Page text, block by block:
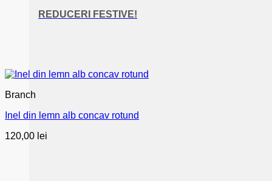
REDUCERI FESTIVE!
Branch
Inel din lemn alb concav rotund
120,00 lei